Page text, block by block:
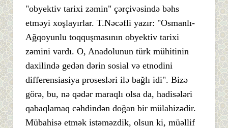
"obyektiv tarixi zəmin" çərçivəsində bəhs
etməyi xoşlayırlar. T.Nəcəfli yazır: "Osmanlı-
Ağqoyunlu toqquşmasının obyektiv tarixi
zəmini vardı. O, Anadolunun türk mühitinin
daxilində gedən dərin sosial və etnodini
differensiasiya prosesləri ilə bağlı idi". Bizə
görə, bu, nə qədər maraqlı olsa da, hadisələri
qabaqlamaq cəhdindən doğan bir mülahizədir.
Mübahisə etmək istəməzdik, olsun ki, müəllif